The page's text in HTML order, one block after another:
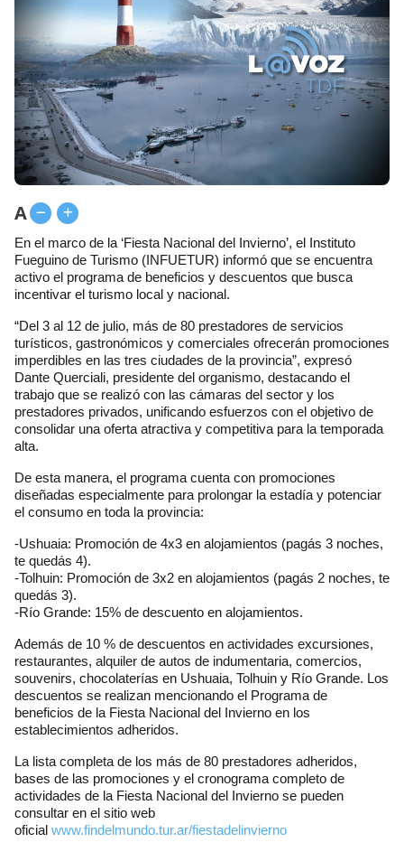
A
En el marco de la ‘Fiesta Nacional del Invierno’, el Instituto
Fueguino de Turismo (INFUETUR) informó que se encuentra
activo el programa de beneficios y descuentos que busca
incentivar el turismo local y nacional.
“Del 3 al 12 de julio, más de 80 prestadores de servicios
turísticos, gastronómicos y comerciales ofrecerán promociones
imperdibles en las tres ciudades de la provincia”, expresó
Dante Querciali, presidente del organismo, destacando el
trabajo que se realizó con las cámaras del sector y los
prestadores privados, unificando esfuerzos con el objetivo de
consolidar una oferta atractiva y competitiva para la temporada
alta.
De esta manera, el programa cuenta con promociones
diseñadas especialmente para prolongar la estadía y potenciar
el consumo en toda la provincia:
-Ushuaia: Promoción de 4x3 en alojamientos (pagás 3 noches,
te quedás 4).
-Tolhuin: Promoción de 3x2 en alojamientos (pagás 2 noches, te
quedás 3).
-Río Grande: 15% de descuento en alojamientos.
Además de 10 % de descuentos en actividades excursiones,
restaurantes, alquiler de autos de indumentaria, comercios,
souvenirs, chocolaterías en Ushuaia, Tolhuin y Río Grande. Los
descuentos se realizan mencionando el Programa de
beneficios de la Fiesta Nacional del Invierno en los
establecimientos adheridos.
La lista completa de los más de 80 prestadores adheridos,
bases de las promociones y el cronograma completo de
actividades de la Fiesta Nacional del Invierno se pueden
consultar en el sitio web
oficial www.findelmundo.tur.ar/fiestadelinvierno